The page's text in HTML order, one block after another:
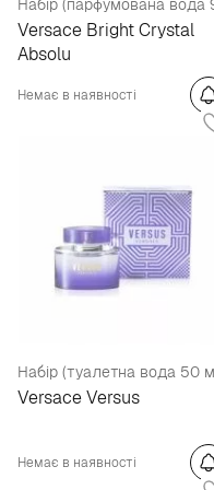
Versace Bright Crystal
Absolu
Немає в наявності
Versace Versus
Немає в наявності